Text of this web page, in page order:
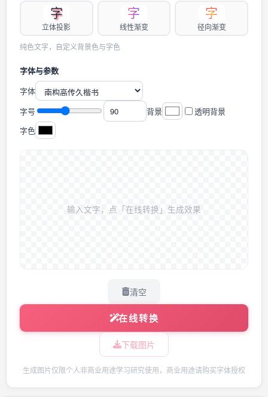
字
立体投影
字
线性渐变
字
径向渐变
纯色文字，自定义背景色与字色
字体与参数
字体
字号
背景
透明背景
字色
输入文字，点「在线转换」生成效果
清空
在线转换
下载图片
生成图片仅限个人非商业用途学习研究使用，商业用途请购买字体授权